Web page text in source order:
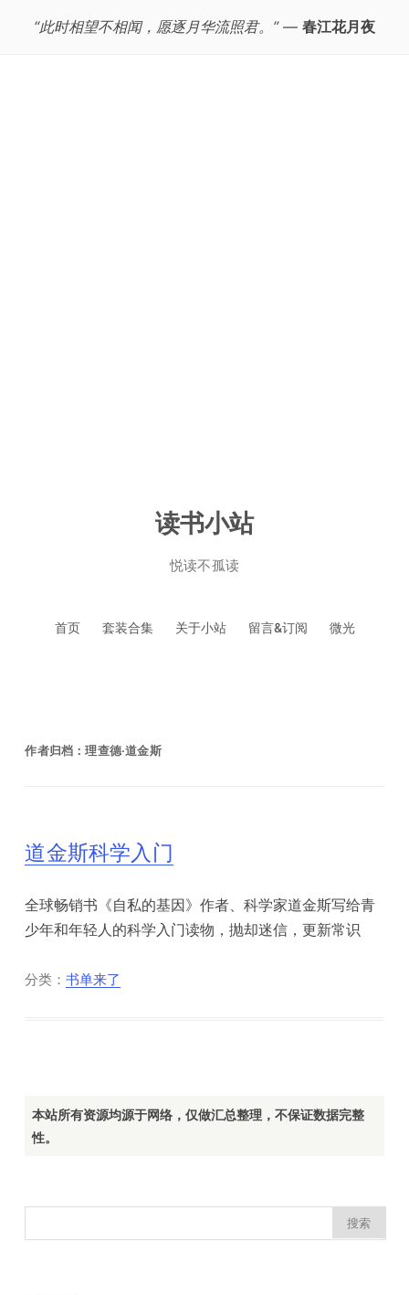
“此时相望不相闻，愿逐月华流照君。”— 春江花月夜
读书小站
悦读不孤读
首页 套装合集 关于小站 留言&订阅 微光
作者归档：理查德·道金斯
道金斯科学入门
全球畅销书《自私的基因》作者、科学家道金斯写给青
少年和年轻人的科学入门读物，抛却迷信，更新常识
分类：书单来了
本站所有资源均源于网络，仅做汇总整理，不保证数据完整
性。
索：